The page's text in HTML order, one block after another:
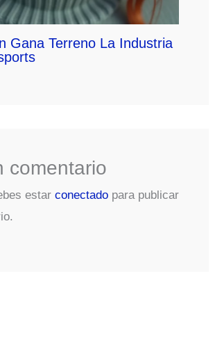
Gana Terreno La Industria
comentario
estar conectadopara publicar